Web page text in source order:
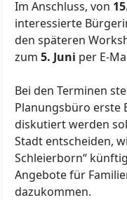
Im Anschluss, von
interessierte
den späteren
zum 5. Juni per E-
Bei den Terminen
Planungsbüro erste
diskutiert werden
Stadt entscheiden,
Schleierborn“
Angebote für
dazukommen.